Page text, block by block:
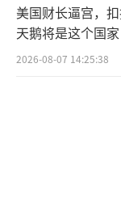
美国财长逼宫，
天鹅将是这个国家
2026-08-07 14:25:38